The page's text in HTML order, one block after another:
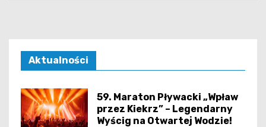
Aktualności
59. Maraton Pływacki „Wpław
przez Kiekrz” – Legendarny
Wyścig na Otwartej Wodzie!